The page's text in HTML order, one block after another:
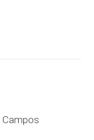
Campos